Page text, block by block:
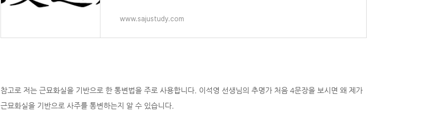
www.sajustudy.com
참고로 저는 근묘화실을 기반으로 한 통변법을 주로 사용합니다. 이석영 선생님의 추명가 처음 4문장을 보시면 왜 제가
근묘화실을 기반으로 사주를 통변하는지 알 수 있습니다.